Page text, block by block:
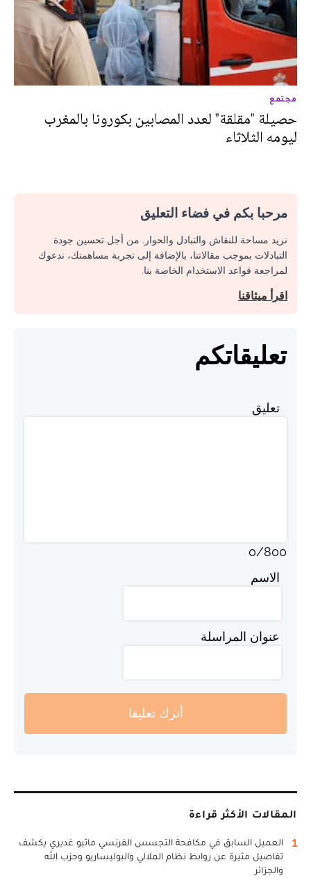
مجتمع
حصيلة "مقلقة" لعدد المصابين بكورونا بالمغرب
ليومه الثلاثاء
مرحبا بكم في فضاء التعليق
نريد مساحة للنقاش والتبادل والحوار. من أجل تحسين جودة
التبادلات بموجب مقالاتنا، بالإضافة إلى تجربة مساهمتك، ندعوك
لمراجعة قواعد الاستخدام الخاصة بنا.
اقرأ ميثاقنا
تعليقاتكم
تعليق
0/800
الاسم
عنوان المراسلة
أترك تعليقا
المقالات الأكثر قراءة
1
العميل السابق في مكافحة التجسس الفرنسي ماثيو غديري يكشف
تفاصيل مثيرة عن روابط نظام الملالي والبوليساريو وحزب الله
والجزائر